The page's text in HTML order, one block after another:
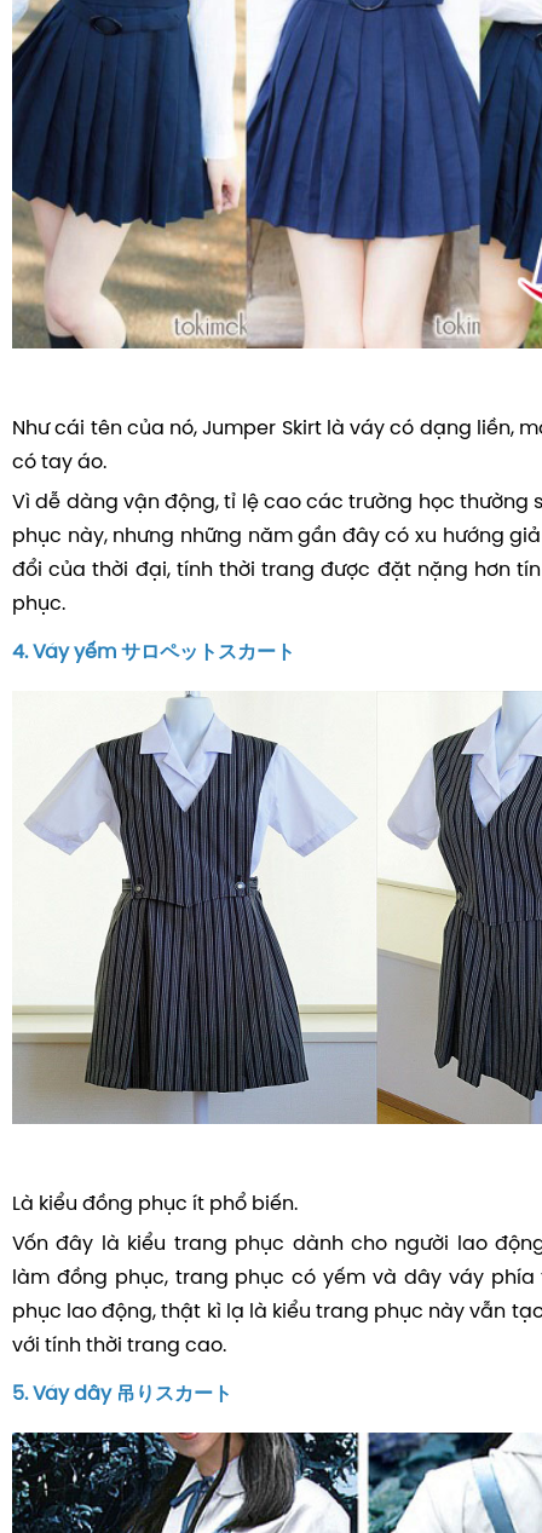
Như cái tên của nó, Jumper Skirt là váy có dạng liền,
có tay áo.
Vì dễ dàng vận động, tỉ lệ cao các trường học thường
phục này, nhưng những năm gần đây có xu hướng
đổi của thời đại, tính thời trang được đặt nặng hơn
phục.
4. Váy yếm サロペットスカート
Là kiểu đồng phục ít phổ biến.
Vốn đây là kiểu trang phục dành cho người lao
làm đồng phục, trang phục có yếm và dây váy phía
phục lao động, thật kì lạ là kiểu trang phục này vẫn
với tính thời trang cao.
5. Váy dây 吊りスカート